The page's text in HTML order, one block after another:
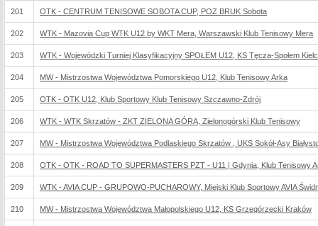
201 OTK - CENTRUM TENISOWE SOBOTA CUP, POZ BRUK Sobota
202 WTK - Mazovia Cup WTK U12 by WKT Mera, Warszawski Klub Tenisowy Mera
203 WTK - Wojewódzki Turniej Klasyfikacyjny SPOŁEM U12, KS Tęcza-Społem
204 MW - Mistrzostwa Województwa Pomorskiego U12, Klub Tenisowy Arka
205 OTK - OTK U12, Klub Sportowy Klub Tenisowy Szczawno-Zdrój
206 WTK - WTK Skrzatów - ZKT ZIELONA GÓRA, Zielonogórski Klub Tenisowy
207 MW - Mistrzostwa Województwa Podlaskiego Skrzatów , UKS Sokół-Asy
208 OTK - OTK - ROAD TO SUPERMASTERS PZT - U11 | Gdynia, Klub Tenisowy
209 WTK - AVIA CUP - GRUPOWO-PUCHAROWY, Miejski Klub Sportowy AVIA
210 MW - Mistrzostwa Województwa Małopolskiego U12, KS Grzegórzecki Kraków